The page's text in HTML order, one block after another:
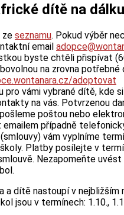
dítě na
ze seznamu. Pokud výběr
email
byste chtěli přispívat
na zrovna potřebné
adoptovat
pro vámi vybrané dítě, kde
na vás. Potvrzenou
poštou nebo
případně
vám vyplníme
Platby posílejte v
Nezapomeňte
a dítě nastoupí v nejbližším
jsou v termínech: 1.10.,